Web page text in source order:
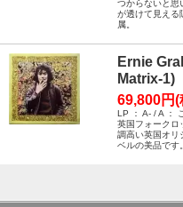
つからないと思
が透けて見える
属。
Ernie
Matrix-1)
69,800円(
LP ： A- / A ：
英国フォークロ
調高い英国オリ
ベルの美品です